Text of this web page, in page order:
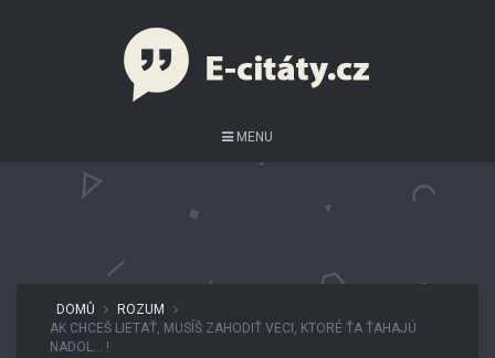
MENU
DOMŮ
ROZUM
AK CHCEŠ LIETAŤ, MUSÍŠ ZAHODIŤ VECI, KTORÉ ŤA ŤAHAJÚ
NADOL… !